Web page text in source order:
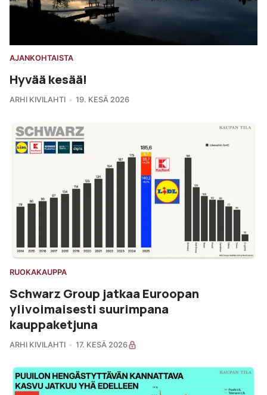
AJANKOHTAISTA
Hyvää kesää!
ARHI KIVILAHTI 19. KESÄ 2026
RUOKAKAUPPA
Schwarz Group jatkaa Euroopan
ylivoimaisesti suurimpana
kauppaketjuna
ARHI KIVILAHTI 17. KESÄ 2026